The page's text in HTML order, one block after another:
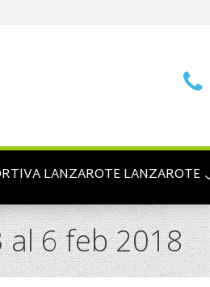
LANZAROTE LANZAROTE
al 6 feb 2018